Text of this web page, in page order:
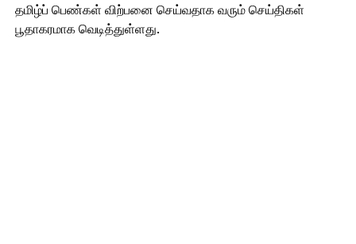
தமிழ்ப் பெண்கள் விற்பனை செய்வதாக வரும் செய்திகள்
பூதாகரமாக வெடித்துள்ளது.